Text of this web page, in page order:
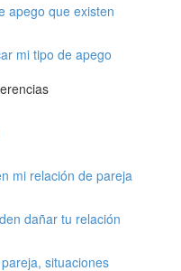
apego que existen
mi tipo de apego
mi relación de pareja
dañar tu relación
situaciones